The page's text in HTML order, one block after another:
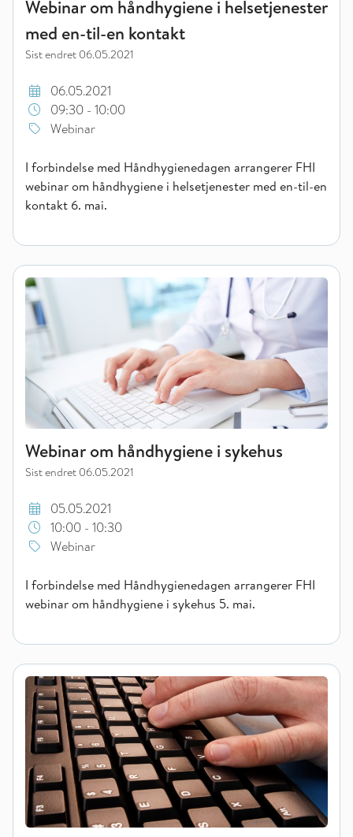
Webinar om håndhygiene i helsetjenester
med en-til-en kontakt
Sist endret 06.05.2021
06.05.2021
09:30 - 10:00
Webinar
I forbindelse med Håndhygienedagen arrangerer FHI
webinar om håndhygiene i helsetjenester med en-til-en
kontakt 6. mai.
Webinar om håndhygiene i sykehus
Webinar om håndhygiene i sykehus
Sist endret 06.05.2021
05.05.2021
10:00 - 10:30
Webinar
I forbindelse med Håndhygienedagen arrangerer FHI
webinar om håndhygiene i sykehus 5. mai.
Webinar om håndhygiene i sykehjem